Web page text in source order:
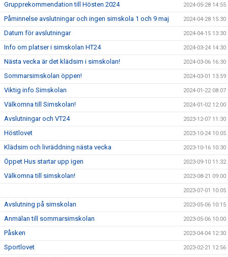
Grupprekommendation till Hösten 2024 2024-05-28 14:55
Påminnelse avslutningar och ingen simskola 1 och 9 maj 2024-04-28 15:30
Datum för avslutningar 2024-04-15 13:30
Info om platser i simskolan HT24 2024-03-24 14:30
Nästa vecka är det klädsim i simskolan! 2024-03-06 16:30
Sommarsimskolan öppen! 2024-03-01 13:59
Viktig info Simskolan 2024-01-22 08:07
Välkomna till Simskolan! 2024-01-02 12:00
Avslutningar och VT24 2023-12-07 11:30
Höstlovet 2023-10-24 10:05
Klädsim och livräddning nästa vecka 2023-10-16 10:30
Öppet Hus startar upp igen 2023-09-10 11:32
Välkomna till simskolan! 2023-08-21 09:00
2023-07-01 10:05
Avslutning på simskolan 2023-05-06 10:15
Anmälan till sommarsimskolan 2023-05-06 10:00
Påsken 2023-04-04 12:30
Sportlovet 2023-02-21 12:56